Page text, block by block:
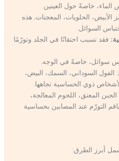
الماء، خاصةً حول العينين.
الأبيض، الحلويات، المعجنات, هذه
السوائل.
فقد تسبب احتقانًا في الجلد وتورّمًا
سوائل، خاصةً في الوجه.
: الفول السوداني، السمك، البيض،
ذوي الحساسية تجاهها.
الجبن المعتق، اللحوم المعالجة،
التورّم عند المصابين بحساسية
أبرز الطرق: